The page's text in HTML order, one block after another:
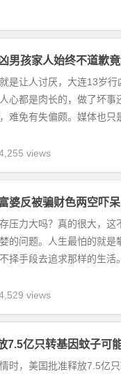
男孩家人始终不道歉竟
是让人讨厌，大连13岁
心都是肉长的，做了坏
难免有失偏颇。媒体也只
views
婆反被骗财色两空吓呆
压力大吗？真的很大，
的问题。人生最怕的就是
择手段去追求那样的生活
views
7.5亿只转基因蚊子可
时，美国批准释放7.5亿